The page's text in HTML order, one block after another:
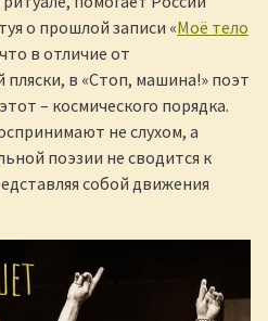
о прошлой записи «Моё тело
в отличие от
пляски, в «Стоп, машина!» поэт
– космического порядка.
не слухом, а
поэзии не сводится к
собой движения